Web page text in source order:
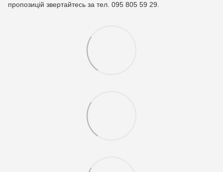
пропозицій звертайтесь за тел. 095 805 59 29.